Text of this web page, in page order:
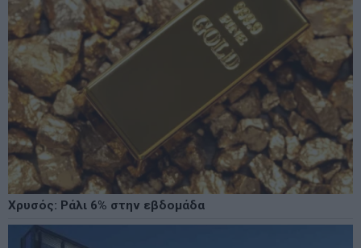
Χρυσός: Ράλι 6% στην εβδομάδα